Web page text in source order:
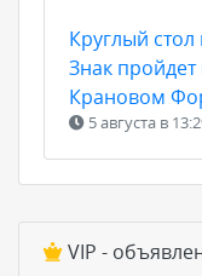
Круглый
Знак
Крановом
5 августа в
VIP -